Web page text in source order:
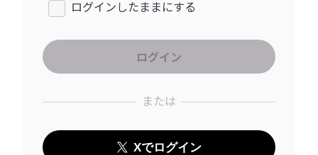
ログインしたままにする
または
Xでログイン